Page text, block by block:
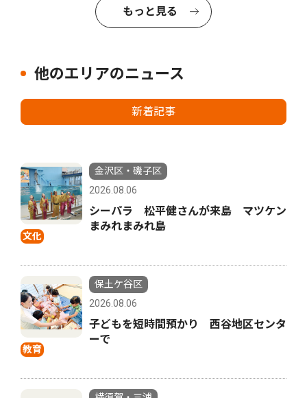
もっと見る
他のエリアのニュース
新着記事
文化
金沢区・磯子区
2026.08.06
シーパラ 松平健さんが来島 マツケン
まみれまみれ島
教育
保土ケ谷区
2026.08.06
子どもを短時間預かり 西谷地区センタ
ーで